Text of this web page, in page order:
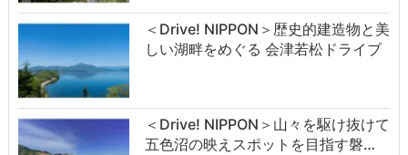
＜Drive! NIPPON＞歴史的建造物と美
しい湖畔をめぐる 会津若松ドライブ
＜Drive! NIPPON＞山々を駆け抜けて
五色沼の映えスポットを目指す磐…